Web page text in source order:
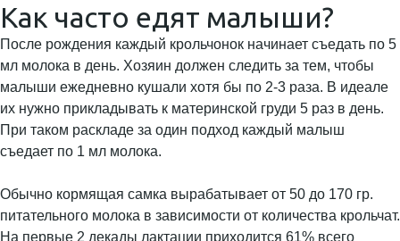
Как часто едят малыши?
После рождения каждый крольчонок начинает съедать по 5
мл молока в день. Хозяин должен следить за тем, чтобы
малыши ежедневно кушали хотя бы по 2-3 раза. В идеале
их нужно прикладывать к материнской груди 5 раз в день.
При таком раскладе за один подход каждый малыш
съедает по 1 мл молока.
Обычно кормящая самка вырабатывает от 50 до 170 гр.
питательного молока в зависимости от количества крольчат.
На первые 2 декады лактации приходится 61% всего